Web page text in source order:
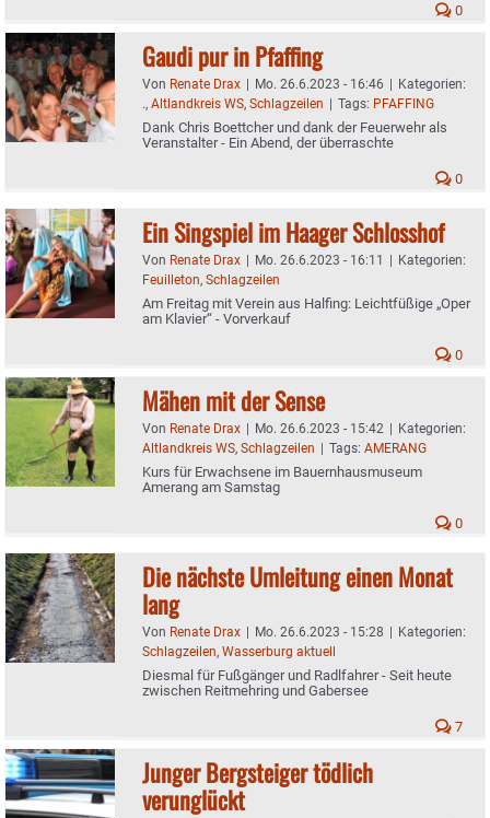
0
Gaudi pur in Pfaffing
Von Renate Drax | Mo. 26.6.2023 - 16:46 | Kategorien:
., Altlandkreis WS, Schlagzeilen | Tags: PFAFFING
Dank Chris Boettcher und dank der Feuerwehr als
Veranstalter - Ein Abend, der überraschte
0
Ein Singspiel im Haager Schlosshof
Von Renate Drax | Mo. 26.6.2023 - 16:11 | Kategorien:
Feuilleton, Schlagzeilen
Am Freitag mit Verein aus Halfing: Leichtfüßige „Oper
am Klavier“ - Vorverkauf
0
Mähen mit der Sense
Von Renate Drax | Mo. 26.6.2023 - 15:42 | Kategorien:
Altlandkreis WS, Schlagzeilen | Tags: AMERANG
Kurs für Erwachsene im Bauernhausmuseum
Amerang am Samstag
0
Die nächste Umleitung einen Monat
lang
Von Renate Drax | Mo. 26.6.2023 - 15:28 | Kategorien:
Schlagzeilen, Wasserburg aktuell
Diesmal für Fußgänger und Radlfahrer - Seit heute
zwischen Reitmehring und Gabersee
7
Junger Bergsteiger tödlich
verunglückt